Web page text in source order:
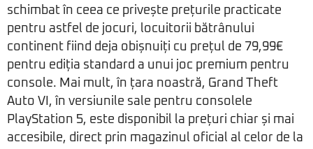
schimbat în ceea ce privește prețurile practicate
pentru astfel de jocuri, locuitorii bătrânului
continent fiind deja obișnuiți cu prețul de 79,99€
pentru ediția standard a unui joc premium pentru
console. Mai mult, în țara noastră, Grand Theft
Auto VI, în versiunile sale pentru consolele
PlayStation 5, este disponibil la prețuri chiar și mai
accesibile, direct prin magazinul oficial al celor de la